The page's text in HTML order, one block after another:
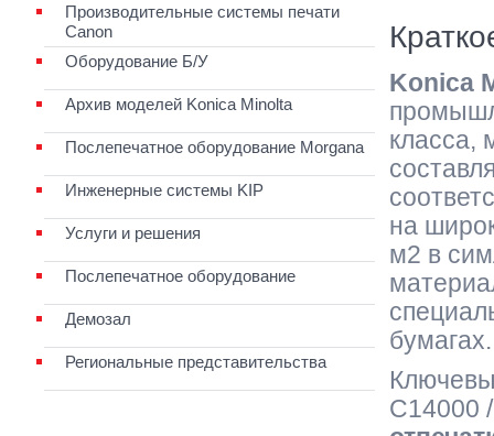
Konica
класса,
на
м2 в
бумагах.
C14000
Производительные системы печати
Canon
Оборудование Б/У
Архив моделей Konica Minolta
Послепечатное оборудование Morgana
Инженерные системы KIP
Услуги и решения
Послепечатное оборудование
Демозал
Региональные представительства